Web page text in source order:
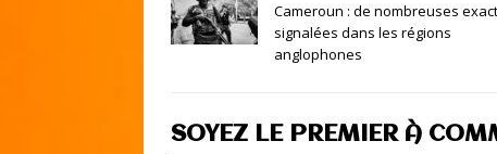
Cameroun : de nombreuses
signalées dans les régions
anglophones
SOYEZ LE PREMIER À